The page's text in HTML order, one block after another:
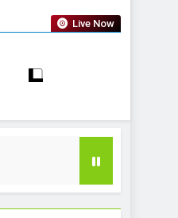
Live Now